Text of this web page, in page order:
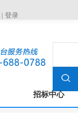
登录
招标中心